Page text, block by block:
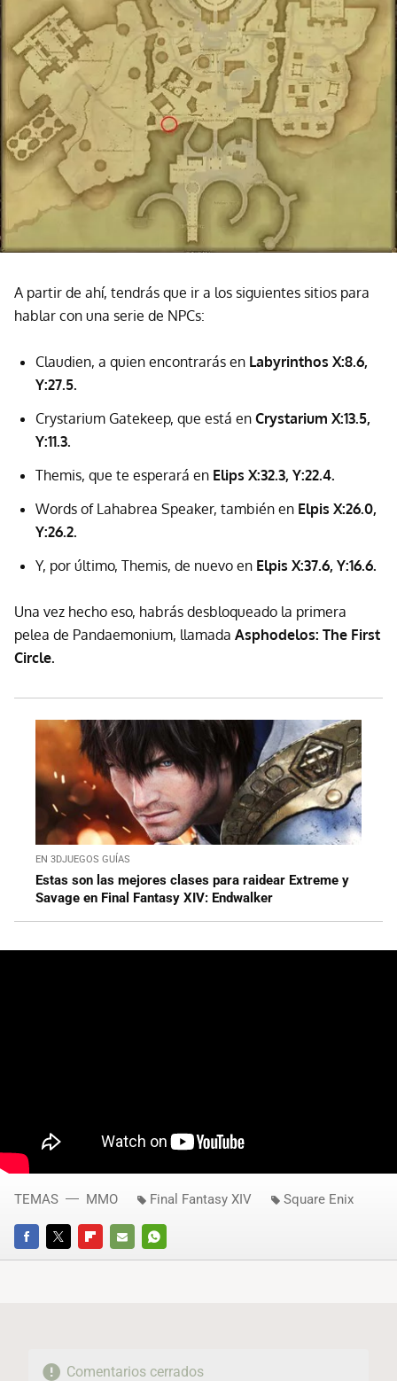
A partir de ahí, tendrás que ir a los siguientes sitios para
hablar con una serie de NPCs:
Claudien, a quien encontrarás en Labyrinthos X:8.6,
Y:27.5.
Crystarium Gatekeep, que está en Crystarium X:13.5,
Y:11.3.
Themis, que te esperará en Elips X:32.3, Y:22.4.
Words of Lahabrea Speaker, también en Elpis X:26.0,
Y:26.2.
Y, por último, Themis, de nuevo en Elpis X:37.6, Y:16.6.
Una vez hecho eso, habrás desbloqueado la primera
pelea de Pandaemonium, llamada Asphodelos: The First
Circle.
EN 3DJUEGOS GUÍAS
Estas son las mejores clases para raidear Extreme y
Savage en Final Fantasy XIV: Endwalker
FACEBOOKTWITTERFLIPBOARD
E-
WHATSAPP
TEMAS MMO Final Fantasy XIV Square Enix
Comentarios cerrados